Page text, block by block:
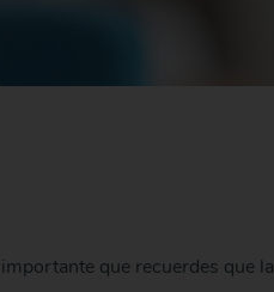
que recuerdes que la